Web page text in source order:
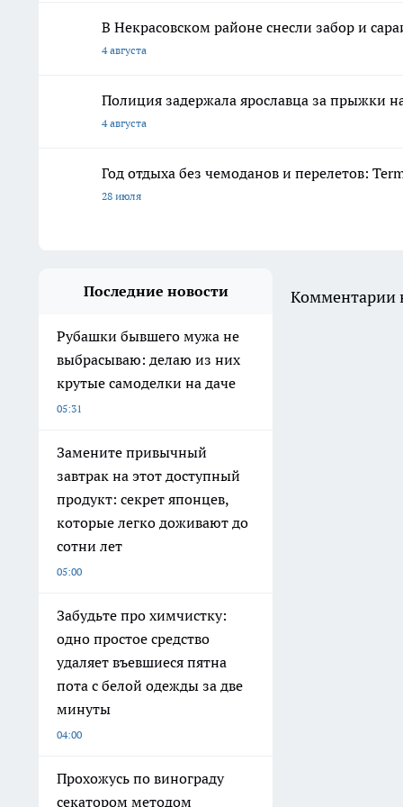
В Некрасовском районе снесли забор и
4 августа
Полиция задержала ярославца за прыжки
4 августа
Год отдыха без чемоданов и перелетов:
28 июля
Последние новости
Рубашки бывшего мужа не
выбрасываю: делаю из них
крутые самоделки на даче
05:31
Замените привычный
завтрак на этот доступный
продукт: секрет японцев,
которые легко доживают до
сотни лет
05:00
Забудьте про химчистку:
одно простое средство
удаляет въевшиеся пятна
пота с белой одежды за две
минуты
04:00
Прохожусь по винограду
секатором методом
Комментарии